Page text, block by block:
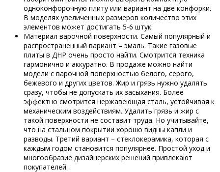
одноконфорочную плиту или вариант на две конфорки.
В моделях увеличенных размеров количество этих
элементов может достигать 5-6 штук.
Материал варочной поверхности. Самый популярный и
распространенный вариант – эмаль. Такие газовые
плиты в ДНР очень просто найти. Смотрится техника
гармонично и аккуратно. В продаже можно найти
модели с варочной поверхностью белого, серого,
бежевого и других цветов. Жир и грязь нужно удалять
сразу, чтобы не допускать их засыхания. Более
эффектно смотрится нержавеющая сталь, устойчивая к
механическим воздействиям. Удалить грязь и жир с
такой поверхности не составит труда. Но учитывайте,
что на стальном покрытии хорошо видны капли и
разводы. Третий вариант – стеклокерамика, которая с
каждым годом становится популярнее. Простой уход и
многообразие дизайнерских решений привлекают
покупателей.